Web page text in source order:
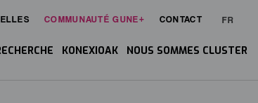
FR
COMMUNAUTÉ GUNE+ CONTACT
KONEXIOAK NOUS SOMMES CLUSTER